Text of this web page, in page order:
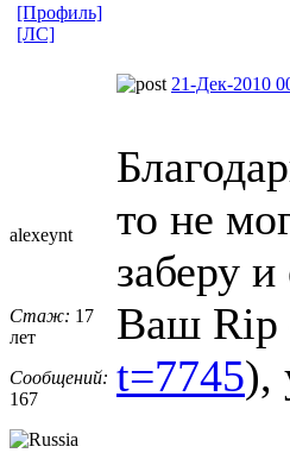
[Профиль]
[ЛС]
alexeynt
Стаж: 17
лет
Сообщений:
167
21-Дек-2010
то не
заберу и
Ваш Rip
t=7745),